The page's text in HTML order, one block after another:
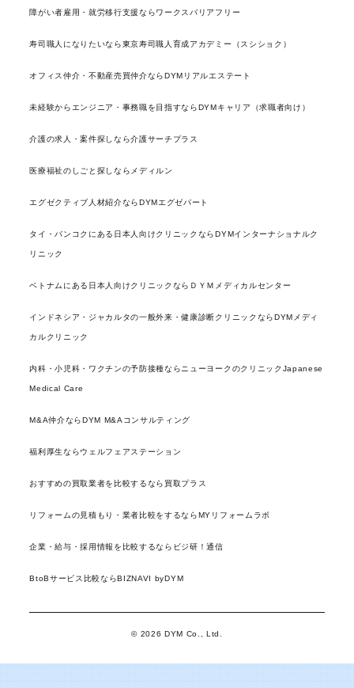
障がい者雇用・就労移行支援ならワークスバリアフリー
寿司職人になりたいなら東京寿司職人育成アカデミー（スシショク）
オフィス仲介・不動産売買仲介ならDYMリアルエステート
未経験からエンジニア・事務職を目指すならDYMキャリア（求職者向け）
介護の求人・案件探しなら介護サーチプラス
医療福祉のしごと探しならメディルン
エグゼクティブ人材紹介ならDYMエグゼパート
タイ・バンコクにある日本人向けクリニックならDYMインターナショナルク
リニック
ベトナムにある日本人向けクリニックならＤＹＭメディカルセンター
インドネシア・ジャカルタの一般外来・健康診断クリニックならDYMメディ
カルクリニック
内科・小児科・ワクチンの予防接種ならニューヨークのクリニックJapanese
Medical Care
M&A仲介ならDYM M&Aコンサルティング
福利厚生ならウェルフェアステーション
おすすめの買取業者を比較するなら買取プラス
リフォームの見積もり・業者比較をするならMYリフォームラボ
企業・給与・採用情報を比較するならビジ研！通信
BtoBサービス比較ならBIZNAVI byDYM
© 2026 DYM Co., Ltd.